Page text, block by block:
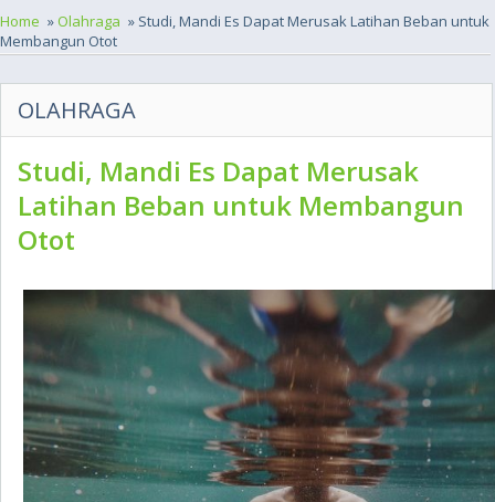
Home » Olahraga » Studi, Mandi Es Dapat Merusak Latihan Beban untuk
Membangun Otot
OLAHRAGA
Studi, Mandi Es Dapat Merusak
Latihan Beban untuk Membangun
Otot